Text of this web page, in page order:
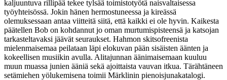
kaljuuntuva rillipää tekee tylsää toimistotyötä naisvaltaisessa
työyhteisössä. Jokin hänen hermostuneessa ja kireässä
olemuksessaan antaa viitteitä siitä, että kaikki ei ole hyvin. Kaikesta
päätellen Bob on kohdannut jo oman murtumispisteensä ja katsojan
tarkasteltavaksi jäävät seuraukset. Hahmon skitsofreenista
mielenmaisemaa peilataan läpi elokuvan pään sisäisten äänten ja
kokeellisen musiikin avulla. Alitajunnan äänimaisemaan kuuluu
muun muassa junien ääniä sekä ajoittaista vauvan itkua. Tärähtäneen
setämiehen yölukemisena toimii Märklinin pienoisjunakatalogi.